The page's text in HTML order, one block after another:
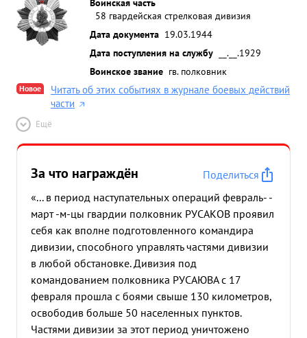
58 гвардейская стрелковая дивизия
Дата документа 19.03.1944
Дата поступления на службу
__.__.1929
Воинское звание гв. полковник
Новое
Читать об этих событиях в журнале боевых действий
части
Ещё
За что награждён
Поделиться
«... в период наступательных операций февраль- -
март -м-цы гвардии полковник РУСАКОВ проявил
себя как вполне подготовленного командира
дивизии, способного управлять частями дивизии
в любой обстановке. Дивизия под
командованием полковника РУСАЮВА с 17
февраля прошла с боями свыше 130 километров,
освободив больше 50 населенных пунктов.
Частями дивизии за этот период уничтожено